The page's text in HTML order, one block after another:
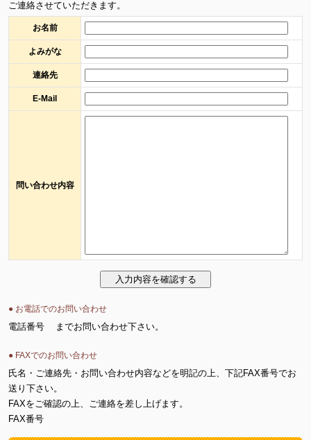
ご連絡させていただきます。
お名前
よみがな
連絡先
E-Mail
問い合わせ内容
● お電話でのお問い合わせ
電話番号
までお問い合わせ下さい。
● FAXでのお問い合わせ
氏名・ご連絡先・お問い合わせ内容などを明記の上、下記FAX番号でお
送り下さい。
FAXをご確認の上、ご連絡を差し上げます。
FAX番号